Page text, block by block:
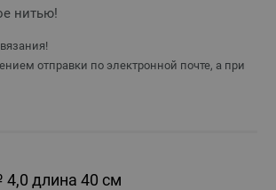
нитью!
отправки по электронной почте, а при
длина 40 см